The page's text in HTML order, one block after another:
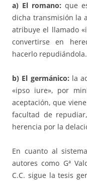
a) El romano: que
dicha transmisión la
atribuye el llamado
convertirse en
hacerlo repudiándola.
b) El germánico: la
«ipso iure», por
aceptación, que
facultad de
herencia por la
En cuanto al
autores como Gª
C.C. sigue la tesis